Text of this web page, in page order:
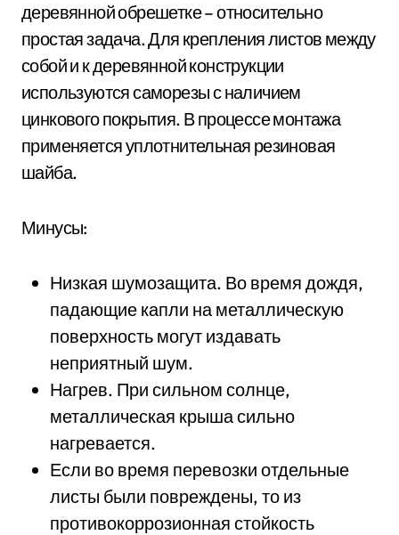
деревянной обрешетке – относительно
простая задача. Для крепления листов между
собой и к деревянной конструкции
используются саморезы с наличием
цинкового покрытия. В процессе монтажа
применяется уплотнительная резиновая
шайба.
Минусы:
Низкая шумозащита. Во время дождя,
падающие капли на металлическую
поверхность могут издавать
неприятный шум.
Нагрев. При сильном солнце,
металлическая крыша сильно
нагревается.
Если во время перевозки отдельные
листы были повреждены, то из
противокоррозионная стойкость